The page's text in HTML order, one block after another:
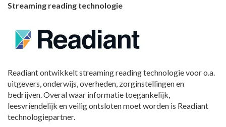
Streaming reading technologie
Readiant ontwikkelt streaming reading technologie voor o.a.
uitgevers, onderwijs, overheden, zorginstellingen en
bedrijven. Overal waar informatie toegankelijk,
leesvriendelijk en veilig ontsloten moet worden is Readiant
technologiepartner.